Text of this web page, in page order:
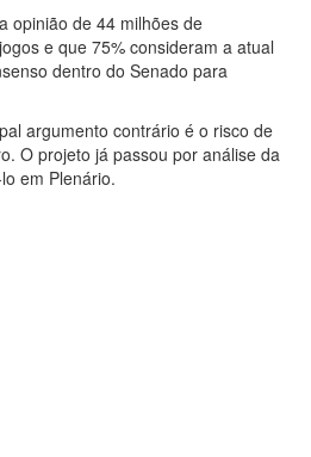
opinião de 44 milhões de
e que 75% consideram a atual
dentro do Senado para
argumento contrário é o risco de
O projeto já passou por análise da
em Plenário.